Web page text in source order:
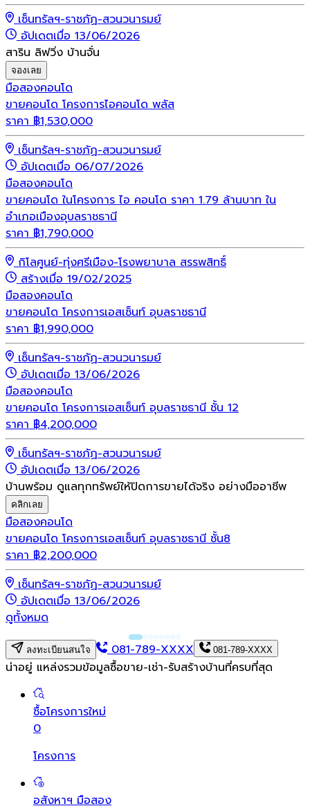
เซ็นทรัลฯ-ราชภัฏ-สวนวนารมย์
อัปเดตเมื่อ 13/06/2026
สาริน ลิฟวิ่ง บ้านจั่น
จองเลย
มือสองคอนโด
ขายคอนโด โครงการไอคอนโด พลัส
ราคา ฿1,530,000
เซ็นทรัลฯ-ราชภัฏ-สวนวนารมย์
อัปเดตเมื่อ 06/07/2026
มือสองคอนโด
ขายคอนโด ในโครงการ ไอ คอนโด ราคา 1.79 ล้านบาท ใน
อำเภอเมืองอุบลราชธานี
ราคา ฿1,790,000
กิโลศูนย์-ทุ่งศรีเมือง-โรงพยาบาล สรรพสิทธิ์
สร้างเมื่อ 19/02/2025
มือสองคอนโด
ขายคอนโด โครงการเอสเซ็นท์ อุบลราชธานี
ราคา ฿1,990,000
เซ็นทรัลฯ-ราชภัฏ-สวนวนารมย์
อัปเดตเมื่อ 13/06/2026
มือสองคอนโด
ขายคอนโด โครงการเอสเซ็นท์ อุบลราชธานี ชั้น 12
ราคา ฿4,200,000
เซ็นทรัลฯ-ราชภัฏ-สวนวนารมย์
อัปเดตเมื่อ 13/06/2026
บ้านพร้อม ดูแลทุกทรัพย์ให้ปิดการขายได้จริง อย่างมืออาชีพ
คลิกเลย
มือสองคอนโด
ขายคอนโด โครงการเอสเซ็นท์ อุบลราชธานี ชั้น8
ราคา ฿2,200,000
เซ็นทรัลฯ-ราชภัฏ-สวนวนารมย์
อัปเดตเมื่อ 13/06/2026
ดูทั้งหมด
ลงทะเบียนสนใจ 081-789-XXXX 081-789-XXXX
น่าอยู่ แหล่งรวมข้อมูลซื้อขาย-เช่า-รับสร้างบ้านที่ครบที่สุด
ซื้อโครงการใหม่
0
โครงการ
อสังหาฯ มือสอง